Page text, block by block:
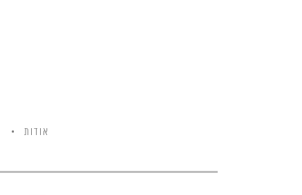
אודות